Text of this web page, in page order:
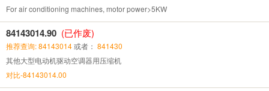
For air conditioning machines, motor power>5KW
84143014.90 (已作废)
推荐查询: 84143014或者： 841430
其他大型电动机驱动空调器用压缩机
对比-84143014.00